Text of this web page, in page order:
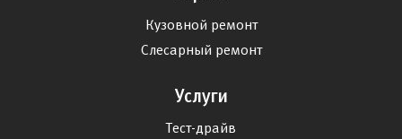
Кузовной ремонт
Слесарный ремонт
Услуги
Тест-драйв